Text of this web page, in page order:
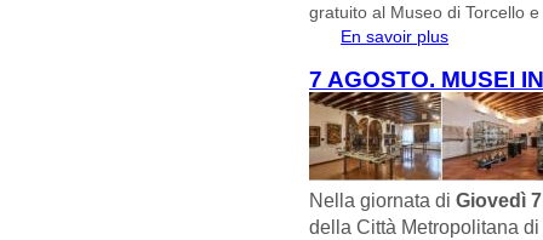
gratuito al Museo di Torcello
En savoir plus
7 AGOSTO. MUSEI
Nella giornata diGiovedì
della Città Metropolitana